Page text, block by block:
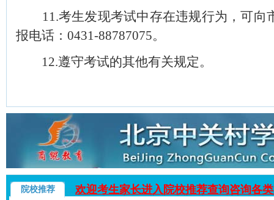
11.考生发现考试中存在违规行为，可向
报电话：0431-88787075。
12.遵守考试的其他有关规定。
院校推荐 欢迎考生家长进入院校推荐查询咨询各